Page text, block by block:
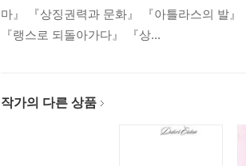
마』 『상징권력과 문화』 『아틀라스의 발
『랭스로 되돌아가다』 『상...
작가의 다른 상품